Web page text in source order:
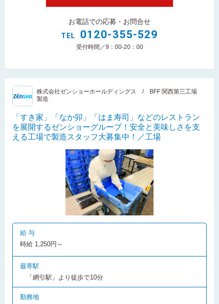
お電話での応募・お問合せ
TEL
0120-355-529
受付時間／9：00-20：00
株式会社ゼンショーホールディングス / BFF 関西第三工場
製造
「すき家」「なか卯」「はま寿司」などのレストラン
を展開するゼンショーグループ！安全と美味しさを支
える工場で製造スタッフ大募集中！／工場
給 与
時給 1,250円～
最寄駅
「網引駅」より徒歩で10分
勤務地